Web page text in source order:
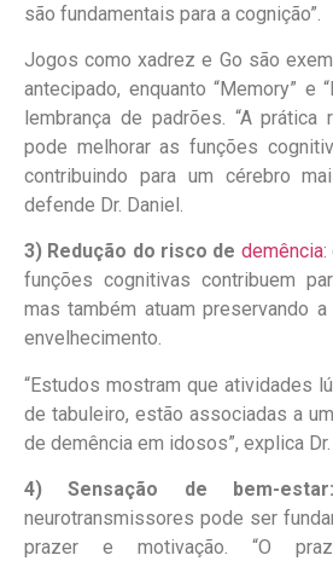
são fundamentais para a cognição”.
Jogos como xadrez e Go são
antecipado, enquanto “Memory” e
lembrança de padrões. “A
pode melhorar as funções
contribuindo para um cérebro
defende Dr. Daniel.
3) Redução do risco de demência:
funções cognitivas contribuem
mas também atuam preservando
envelhecimento.
“Estudos mostram que atividades
de tabuleiro, estão associadas a
de demência em idosos”, explica Dr.
4) Sensação de bem-estar:
neurotransmissores pode ser
prazer e motivação. “O